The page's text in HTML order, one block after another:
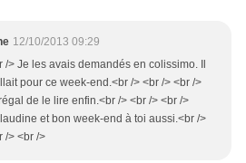
12/10/2013 09:29
/> Je les avais demandés en colissimo. Il
pour ce week-end.<br /> <br /> <br />
de le lire enfin.<br /> <br /> <br />
et bon week-end à toi aussi.<br />
/> <br />